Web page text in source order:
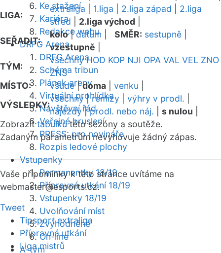
Ke stažení
Kariéra
Redakce webu
DRFG Arena
DRFG Arena
Schéma tribun
Plánek areny
Virtuální prohlídka
Návštěvní řád
Veřejné bruslení
PRESS: pro novináře
Rozpis ledové plochy
Vstupenky
Permanentky 18/19
Přípravná utkání 18/19
Vstupenky 18/19
Uvolňování míst
Zvýhodněné
On-line
A-tým
LIGA:
extraliga 1.liga 2.liga západ
2.liga
střed
2.liga východ
SEŘADIT:
kolo|datum SMĚR: sestupně
vzestupně
TÝM:
všechny HOD KOP NJI OPA VAL VEL ZNO
ZNS
MÍSTO:
všude|doma venku
VÝSLEDKY:
všechny|remízy výhry v prodl.
nájezdy|prodl. nebo náj. s nulou
Zobrazittabulkutéto sezóny a soutěže.
Zadaným parametrům nevyhovuje žádný zápas.
Vaše připomínky k této stránce uvítáme na
webmaster@esports.cz.
Tweet
Tipsport extraliga
Přípravná utkání
Liga mistrů